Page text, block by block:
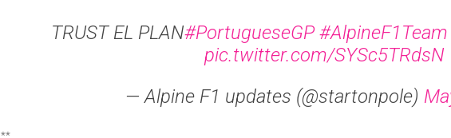
TRUST EL PLAN#PortugueseGP #AlpineF1Team
pic.twitter.com/SYSc5TRdsN
— Alpine F1 updates (@startonpole)